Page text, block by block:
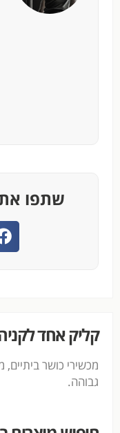
שתפו
קליק אחד
מכשירי כושר ביתיים,
גבוהה.